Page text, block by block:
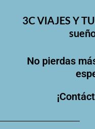
3C VIAJES Y
No pierdas